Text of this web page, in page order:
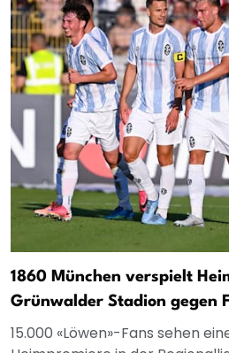
1860 München verspielt
Grünwalder Stadion gegen
15.000 «Löwen»-Fans sehen